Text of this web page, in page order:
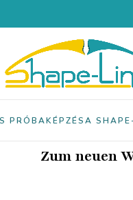
PRÓBAKÉPZÉSA
Zum neuen